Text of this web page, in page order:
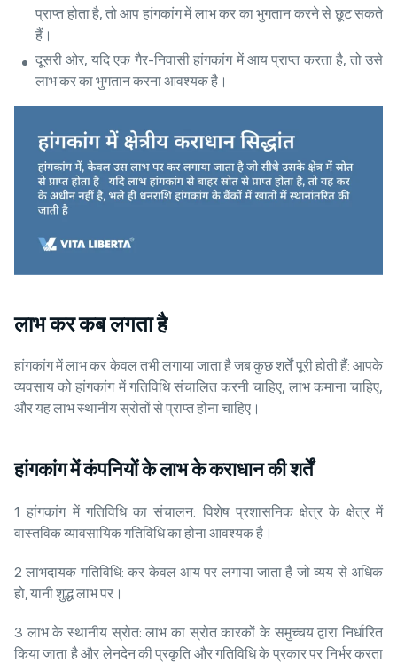
प्राप्त होता है, तो आप हांगकांग में लाभ कर का भुगतान करने से छूट सकते
हैं।
दूसरी ओर, यदि एक गैर-निवासी हांगकांग में आय प्राप्त करता है, तो उसे
लाभ कर का भुगतान करना आवश्यक है।
लाभ कर कब लगता है
हांगकांग में लाभ कर केवल तभी लगाया जाता है जब कुछ शर्तें पूरी होती हैं: आपके
व्यवसाय को हांगकांग में गतिविधि संचालित करनी चाहिए, लाभ कमाना चाहिए,
और यह लाभ स्थानीय स्रोतों से प्राप्त होना चाहिए।
हांगकांग में कंपनियों के लाभ के कराधान की शर्तें
1 हांगकांग में गतिविधि का संचालन: विशेष प्रशासनिक क्षेत्र के क्षेत्र में
वास्तविक व्यावसायिक गतिविधि का होना आवश्यक है।
2 लाभदायक गतिविधि: कर केवल आय पर लगाया जाता है जो व्यय से अधिक
हो, यानी शुद्ध लाभ पर।
3 लाभ के स्थानीय स्रोत: लाभ का स्रोत कारकों के समुच्चय द्वारा निर्धारित
किया जाता है और लेनदेन की प्रकृति और गतिविधि के प्रकार पर निर्भर करता